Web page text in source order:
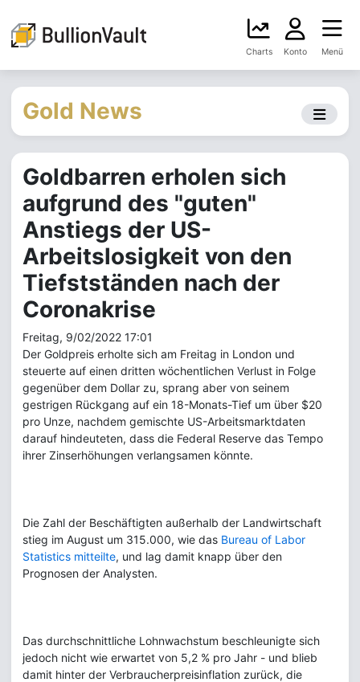
Charts Konto Menü
Gold News
Goldbarren erholen sich
aufgrund des "guten"
Anstiegs der US-
Arbeitslosigkeit von den
Tiefstständen nach der
Coronakrise
Freitag, 9/02/2022 17:01
Der Goldpreis erholte sich am Freitag in London und
steuerte auf einen dritten wöchentlichen Verlust in Folge
gegenüber dem Dollar zu, sprang aber von seinem
gestrigen Rückgang auf ein 18-Monats-Tief um über $20
pro Unze, nachdem gemischte US-Arbeitsmarktdaten
darauf hindeuteten, dass die Federal Reserve das Tempo
ihrer Zinserhöhungen verlangsamen könnte.
Die Zahl der Beschäftigten außerhalb der Landwirtschaft
stieg im August um 315.000, wie das Bureau of Labor
Statistics mitteilte, und lag damit knapp über den
Prognosen der Analysten.
Das durchschnittliche Lohnwachstum beschleunigte sich
jedoch nicht wie erwartet von 5,2 % pro Jahr - und blieb
damit hinter der Verbraucherpreisinflation zurück, die